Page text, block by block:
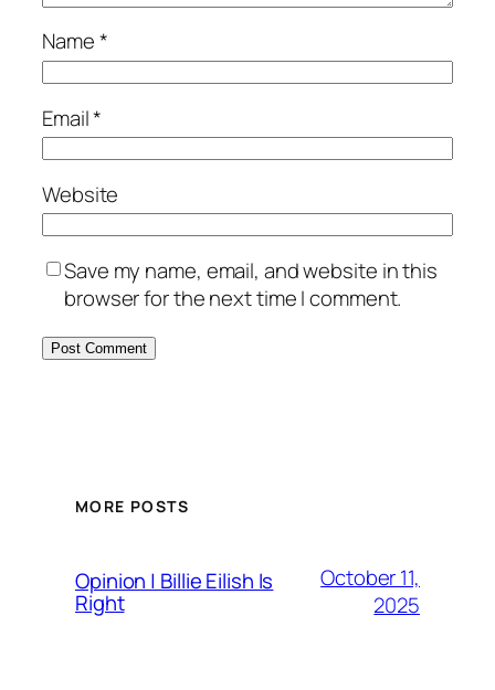
Name*
Email*
Website
Save my name, email, and website in this
browser for the next time I comment.
MORE POSTS
Opinion | Billie Eilish Is
Right
October 11,
2025